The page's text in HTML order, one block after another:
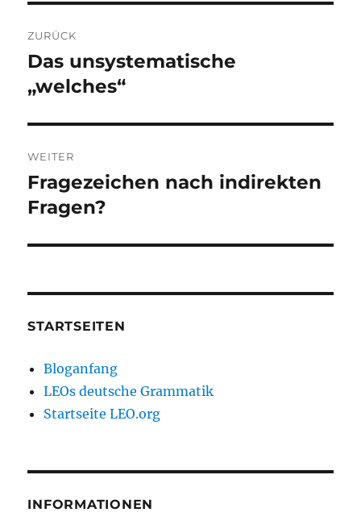
ZURÜCK
Vorheriger
Beitrag:
Das unsystematische
„welches“
WEITER
Nächster
Beitrag:
Fragezeichen nach indirekten
Fragen?
STARTSEITEN
Bloganfang
LEOs deutsche Grammatik
Startseite LEO.org
INFORMATIONEN